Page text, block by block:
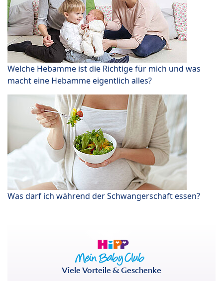
Welche Hebamme ist die Richtige für mich und was
macht eine Hebamme eigentlich alles?
Was darf ich während der Schwangerschaft essen?
Viele Vorteile & Geschenke